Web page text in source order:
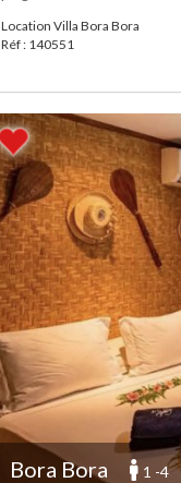
Location Villa Bora Bora
Réf : 140551
Bora Bora 1 -4